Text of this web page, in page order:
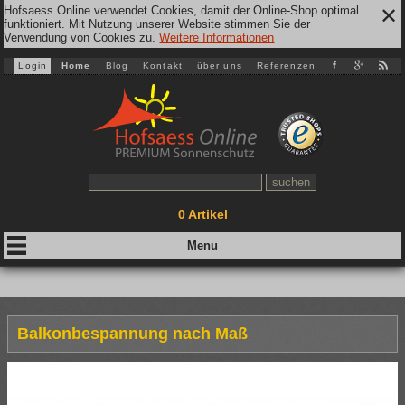
Hofsaess Online verwendet Cookies, damit der Online-Shop optimal
funktioniert. Mit Nutzung unserer Website stimmen Sie der
Verwendung von Cookies zu.Weitere Informationen
✕
Login Home Blog Kontakt über uns Referenzen
0Artikel
Balkonbespannung nach Maß